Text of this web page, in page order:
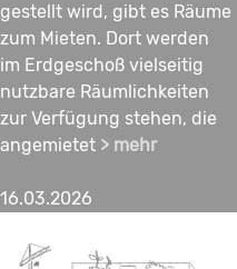
gestellt wird, gibt es Räume
zum Mieten. Dort werden
im Erdgeschoß vielseitig
nutzbare Räumlichkeiten
zur Verfügung stehen, die
angemietet > mehr
16.03.2026